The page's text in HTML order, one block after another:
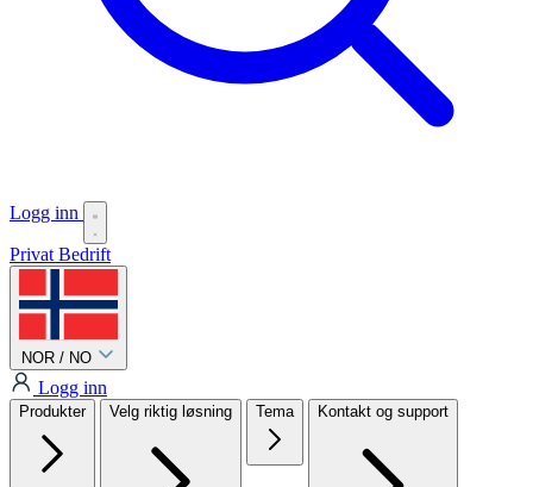
Logg inn
Privat Bedrift
NOR / NO
Logg inn
Produkter Velg riktig løsning Tema Kontakt og support